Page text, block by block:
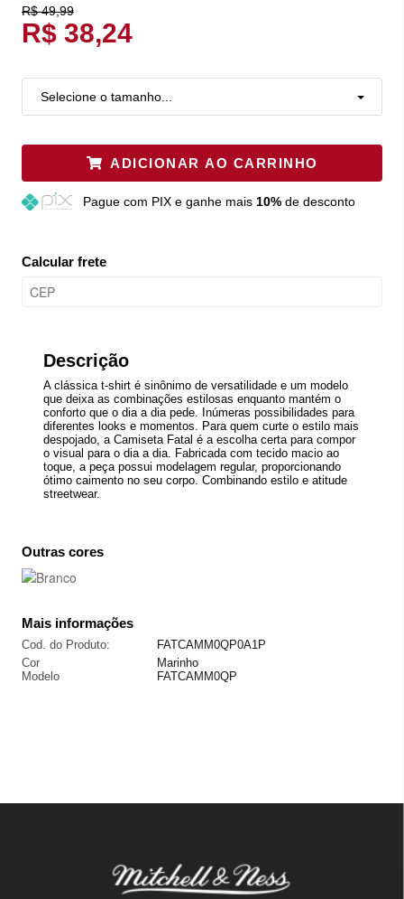
R$ 49,99
R$ 38,24
Selecione o tamanho...
ADICIONAR AO CARRINHO
Pague com PIX e ganhe mais 10%de desconto
Calcular frete
Descrição
A clássica t-shirt é sinônimo de versatilidade e um modelo
que deixa as combinações estilosas enquanto mantém o
conforto que o dia a dia pede. Inúmeras possibilidades para
diferentes looks e momentos. Para quem curte o estilo mais
despojado, a Camiseta Fatal é a escolha certa para compor
o visual para o dia a dia. Fabricada com tecido macio ao
toque, a peça possui modelagem regular, proporcionando
ótimo caimento no seu corpo. Combinando estilo e atitude
streetwear.
Outras cores
Mais informações
Cod. do Produto:
FATCAMM0QP0A1P
Cor
Marinho
Modelo
FATCAMM0QP